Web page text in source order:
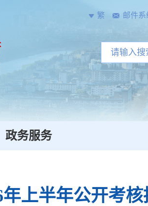
繁 邮件系
政务服务
上半年公开考